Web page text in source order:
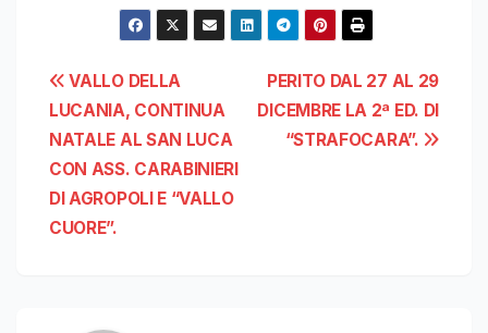
Navigazione
articoli
PERITO DAL 27 AL 29
DICEMBRE LA 2ª ED. DI
“STRAFOCARA”.
VALLO DELLA
LUCANIA, CONTINUA
NATALE AL SAN LUCA
CON ASS. CARABINIERI
DI AGROPOLI E “VALLO
CUORE”.